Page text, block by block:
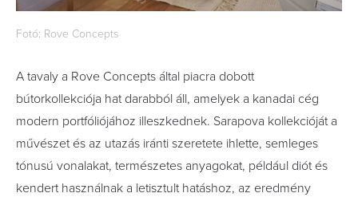
Fotó: Rove Concepts
A tavaly a Rove Concepts által piacra dobott
bútorkollekciója hat darabból áll, amelyek a kanadai cég
modern portfóliójához illeszkednek. Sarapova kollekcióját a
művészet és az utazás iránti szeretete ihlette, semleges
tónusú vonalakat, természetes anyagokat, például diót és
kendert használnak a letisztult hatáshoz, az eredmény